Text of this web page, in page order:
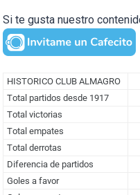
Si te gusta nuestro